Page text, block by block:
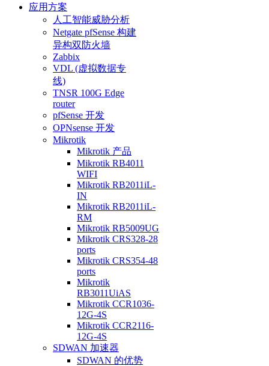
应用方案
人工智能威胁分析
Netgate pfSense 构建
异构双防火墙
Zabbix
VDL (虚拟数据专
线)
TNSR 100G Edge
router
pfSense 开发
OPNsense 开发
Mikrotik
Mikrotik 产品
Mikrotik RB4011
WIFI
Mikrotik RB2011iL-
IN
Mikrotik RB2011iL-
RM
Mikrotik RB5009UG
Mikrotik CRS328-28
ports
Mikrotik CRS354-48
ports
Mikrotik
RB3011UiAS
Mikrotik CCR1036-
12G-4S
Mikrotik CCR2116-
12G-4S
SDWAN 加速器
SDWAN 的优势